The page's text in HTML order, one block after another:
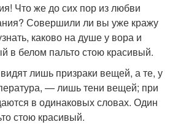
Что же до сих пор из любви
Совершили ли вы уже кражу
каково на душе у вора и
в белом пальто стою красивый.
лишь призраки вещей, а те, у
— лишь тени вещей; при
в одинаковых словах. Один
стою красивый.